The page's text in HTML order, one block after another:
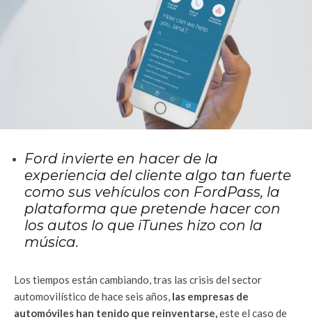
Ford invierte en hacer de la
experiencia del cliente algo tan fuerte
como sus vehículos con FordPass, la
plataforma que pretende hacer con
los autos lo que iTunes hizo con la
música.
Los tiempos están cambiando, tras las crisis del sector
automovilístico de hace seis años, las empresas de
automóviles han tenido que reinventarse,este el caso de